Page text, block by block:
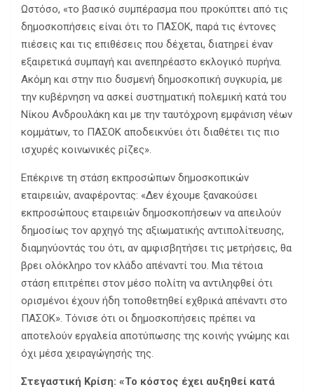
Ωστόσο, «το βασικό συμπέρασμα που προκύπτει από τις
δημοσκοπήσεις είναι ότι το ΠΑΣΟΚ, παρά τις έντονες
πιέσεις και τις επιθέσεις που δέχεται, διατηρεί έναν
εξαιρετικά συμπαγή και ανεπηρέαστο εκλογικό πυρήνα.
Ακόμη και στην πιο δυσμενή δημοσκοπική συγκυρία, με
την κυβέρνηση να ασκεί συστηματική πολεμική κατά του
Νίκου Ανδρουλάκη και με την ταυτόχρονη εμφάνιση νέων
κομμάτων, το ΠΑΣΟΚ αποδεικνύει ότι διαθέτει τις πιο
ισχυρές κοινωνικές ρίζες».
Επέκρινε τη στάση εκπροσώπων δημοσκοπικών
εταιρειών, αναφέροντας: «Δεν έχουμε ξανακούσει
εκπροσώπους εταιρειών δημοσκοπήσεων να απειλούν
δημοσίως τον αρχηγό της αξιωματικής αντιπολίτευσης,
διαμηνύοντάς του ότι, αν αμφισβητήσει τις μετρήσεις, θα
βρει ολόκληρο τον κλάδο απέναντί του. Μια τέτοια
στάση επιτρέπει στον μέσο πολίτη να αντιληφθεί ότι
ορισμένοι έχουν ήδη τοποθετηθεί εχθρικά απέναντι στο
ΠΑΣΟΚ». Τόνισε ότι οι δημοσκοπήσεις πρέπει να
αποτελούν εργαλεία αποτύπωσης της κοινής γνώμης και
όχι μέσα χειραγώγησής της.
Στεγαστική Κρίση: «Το κόστος έχει αυξηθεί κατά